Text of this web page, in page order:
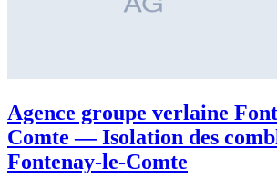
Agence groupe verlaine
Comte — Isolation des
Fontenay-le-Comte